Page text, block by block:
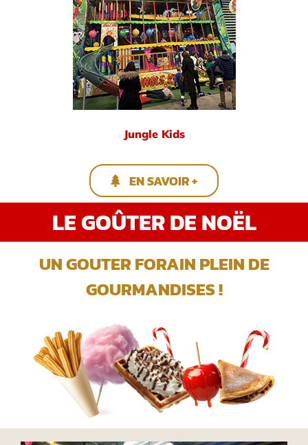
Jungle Kids
EN SAVOIR +
LE GOÛTER DE NOËL
UN GOUTER FORAIN PLEIN DE
GOURMANDISES !